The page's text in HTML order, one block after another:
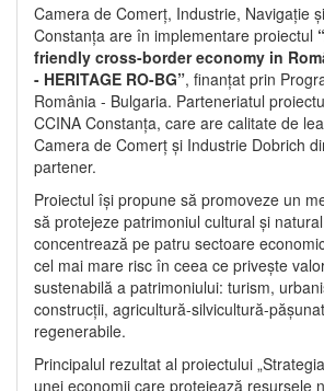
Camera de Comerț, Industrie, Navigație
Constanța are în implementare proiectul
friendly cross-border economy in
- HERITAGE RO-BG”, finanțat prin
România - Bulgaria. Parteneriatul
CCINA Constanța, care are calitate de
Camera de Comerț și Industrie Dobrich
partener.
Proiectul își propune să promoveze un
să protejeze patrimoniul cultural și
concentrează pe patru sectoare
cel mai mare risc în ceea ce privește
sustenabilă a patrimoniului: turism,
construcții, agricultură-silvicultură-
regenerabile.
Principalul rezultat al proiectului
unei economii care protejează resursele